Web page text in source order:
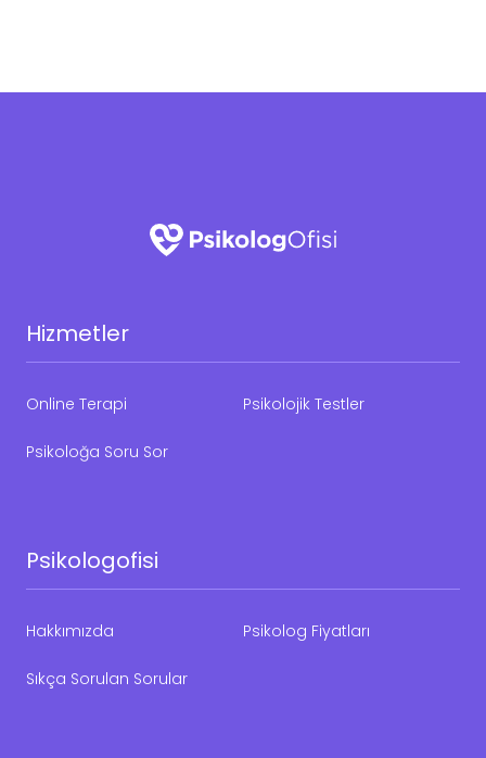
Hizmetler
Online Terapi Psikolojik Testler
Psikoloğa Soru Sor
Psikologofisi
Hakkımızda Psikolog Fiyatları
Sıkça Sorulan Sorular